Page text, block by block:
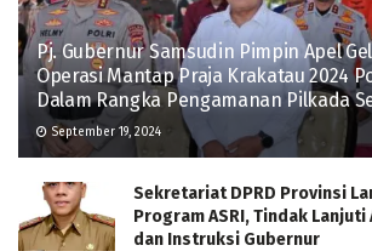
Pj. Gubernur Samsudin Pimpin Apel
Operasi Mantap Praja Krakatau 2024
Dalam Rangka Pengamanan Pilkada
September 19, 2024
Sekretariat DPRD Provinsi
Program ASRI, Tindak
dan Instruksi Gubernur